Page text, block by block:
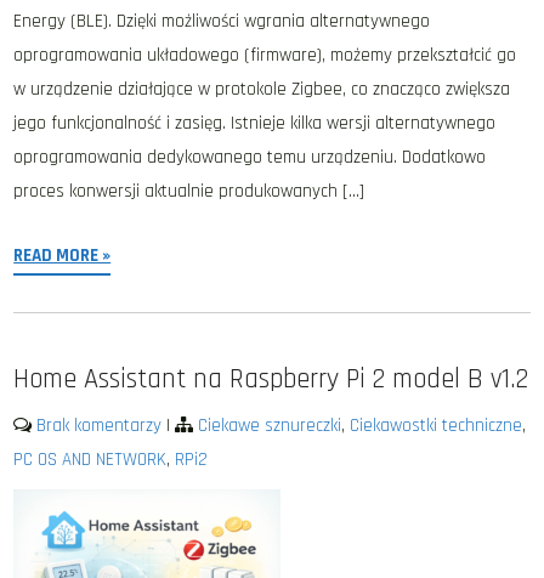
Energy (BLE). Dzięki możliwości wgrania alternatywnego
oprogramowania układowego (firmware), możemy przekształcić go
w urządzenie działające w protokole Zigbee, co znacząco zwiększa
jego funkcjonalność i zasięg. Istnieje kilka wersji alternatywnego
oprogramowania dedykowanego temu urządzeniu. Dodatkowo
proces konwersji aktualnie produkowanych […]
READ MORE »
Home Assistant na Raspberry Pi 2 model B v1.2
Brak komentarzy | Ciekawe sznureczki, Ciekawostki techniczne,
PC OS AND NETWORK, RPi2